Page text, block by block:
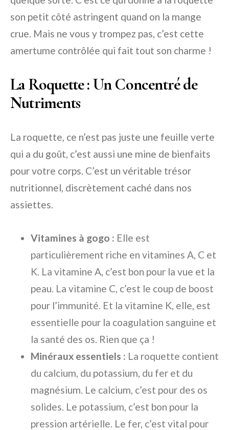
son petit côté astringent quand on la mange
crue. Mais ne vous y trompez pas, c’est cette
amertume contrôlée qui fait tout son charme !
La Roquette : Un Concentré de
Nutriments
La roquette, ce n’est pas juste une feuille verte
qui a du goût, c’est aussi une mine de bienfaits
pour votre corps. C’est un véritable trésor
nutritionnel, discrètement caché dans nos
assiettes.
Vitamines à gogo : Elle est
particulièrement riche en vitamines A, C et
K. La vitamine A, c’est bon pour la vue et la
peau. La vitamine C, c’est le coup de boost
pour l’immunité. Et la vitamine K, elle, est
essentielle pour la coagulation sanguine et
la santé des os. Rien que ça !
Minéraux essentiels : La roquette contient
du calcium, du potassium, du fer et du
magnésium. Le calcium, c’est pour des os
solides. Le potassium, c’est bon pour la
pression artérielle. Le fer, c’est vital pour